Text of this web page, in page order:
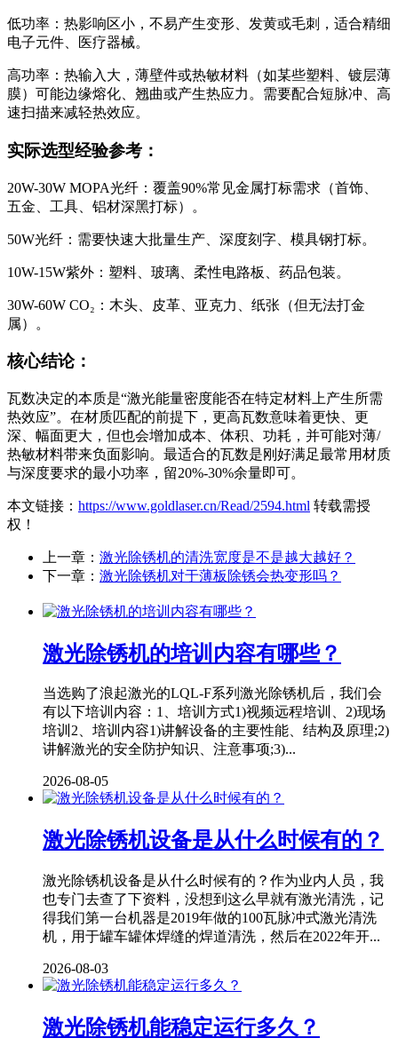
低功率：热影响区小，不易产生变形、发黄或毛刺，适合精细
电子元件、医疗器械。
高功率：热输入大，薄壁件或热敏材料（如某些塑料、镀层薄
膜）可能边缘熔化、翘曲或产生热应力。需要配合短脉冲、高
速扫描来减轻热效应。
实际选型经验参考：
20W-30W MOPA光纤：覆盖90%常见金属打标需求（首饰、
五金、工具、铝材深黑打标）。
50W光纤：需要快速大批量生产、深度刻字、模具钢打标。
10W-15W紫外：塑料、玻璃、柔性电路板、药品包装。
30W-60W CO₂：木头、皮革、亚克力、纸张（但无法打金
属）。
核心结论：
瓦数决定的本质是“激光能量密度能否在特定材料上产生所需
热效应”。在材质匹配的前提下，更高瓦数意味着更快、更
深、幅面更大，但也会增加成本、体积、功耗，并可能对薄/
热敏材料带来负面影响。最适合的瓦数是刚好满足最常用材质
与深度要求的最小功率，留20%-30%余量即可。
本文链接： https://www.goldlaser.cn/Read/2594.html 转载需授
权！
上一章： 激光除锈机的清洗宽度是不是越大越好？
下一章： 激光除锈机对于薄板除锈会热变形吗？
激光除锈机的培训内容有哪些？
当选购了浪起激光的LQL-F系列激光除锈机后，我们会
有以下培训内容：1、培训方式1)视频远程培训、2)现场
培训2、培训内容1)讲解设备的主要性能、结构及原理;2)
讲解激光的安全防护知识、注意事项;3)...
2026-08-05
激光除锈机设备是从什么时候有的？
激光除锈机设备是从什么时候有的？作为业内人员，我
也专门去查了下资料，没想到这么早就有激光清洗，记
得我们第一台机器是2019年做的100瓦脉冲式激光清洗
机，用于罐车罐体焊缝的焊道清洗，然后在2022年开...
2026-08-03
激光除锈机能稳定运行多久？